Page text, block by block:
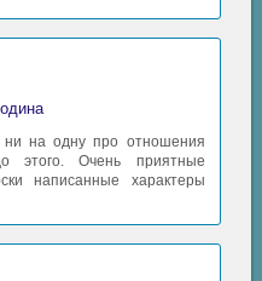
ни на одну про отношения
Очень приятные
написанные характеры